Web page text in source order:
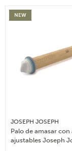
NEW
JOSEPH JOSEPH
Palo de amasar con
ajustables Joseph